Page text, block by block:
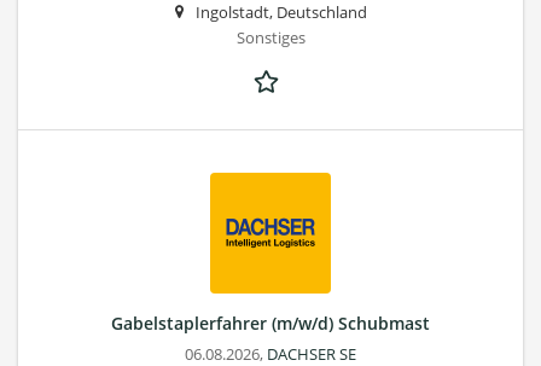
Ingolstadt, Deutschland
Sonstiges
Gabelstaplerfahrer (m/w/d) Schubmast
06.08.2026, DACHSER SE